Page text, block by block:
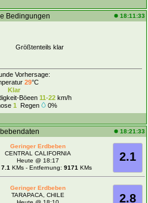
Bedingungen 18:11:33
Größtenteils klar
Vorhersage:
29°C
Klar
Böeen 11-22 km/h
1 Regen 0%
18:21:33
2.1
Geringer Erdbeben
CENTRAL CALIFORNIA
Heute @ 18:17
7.1 KMs - Entfernung:9171 KMs
2.8
Geringer Erdbeben
TARAPACA, CHILE